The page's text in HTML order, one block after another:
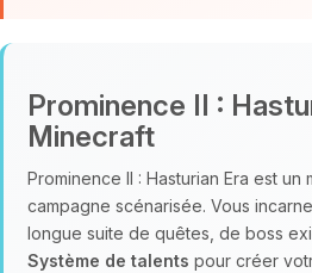
Prominence II :
Minecraft
Prominence II : Hasturian Era est
campagne scénarisée. Vous
longue suite de quêtes, de boss
Système de talents pour créer